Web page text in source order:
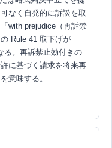
なく自発的に訴訟を取
with prejudice（再訴禁
Rule 41 取下げが
る。再訴禁止効付きの
に基づく請求を将来再
意味する。